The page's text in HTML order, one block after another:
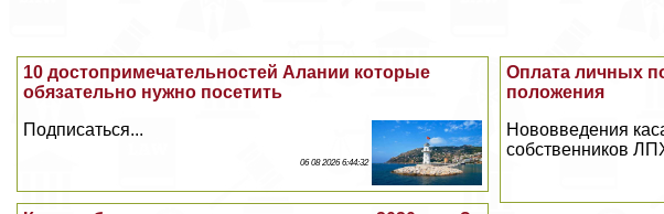
Оплата личных
положения
Нововведения
собственников
10 достопримечательностей Алании которые
обязательно нужно посетить
Подписаться...
06 08 2026 6:44:32